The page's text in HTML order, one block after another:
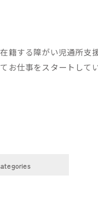
籍する障がい児通所
お仕事をスタートし